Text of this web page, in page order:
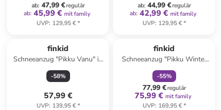
ab: 47,99 €regulär
ab: 45,99 € mit family
UVP: 129,95 €*
ab: 44,99 €regulär
ab: 42,99 € mit family
UVP: 129,95 €*
finkid
Schneeanzug "Pikku Vanu" in
Hellblau
-58%
57,99 €
UVP: 139,95 €*
finkid
Schneeanzug "Pikku Winter
Eko" in Blau
-55%
77,99 €regulär
75,99 € mit family
UVP: 169,95 €*